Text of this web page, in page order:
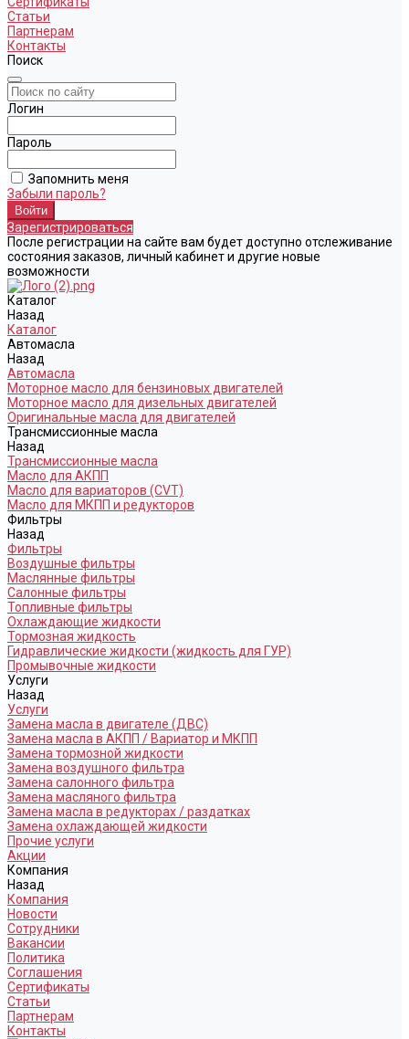
Статьи
Партнерам
Контакты
Поиск
Логин
Пароль
Запомнить меня
Забыли пароль?
Зарегистрироваться
После регистрации на сайте вам будет доступно отслеживание
состояния заказов, личный кабинет и другие новые
возможности
Каталог
Назад
Каталог
Автомасла
Назад
Автомасла
Моторное масло для бензиновых двигателей
Моторное масло для дизельных двигателей
Оригинальные масла для двигателей
Трансмиссионные масла
Назад
Трансмиссионные масла
Масло для АКПП
Масло для вариаторов (CVT)
Масло для МКПП и редукторов
Фильтры
Назад
Фильтры
Воздушные фильтры
Маслянные фильтры
Салонные фильтры
Топливные фильтры
Охлаждающие жидкости
Тормозная жидкость
Гидравлические жидкости (жидкость для ГУР)
Промывочные жидкости
Услуги
Назад
Услуги
Замена масла в двигателе (ДВС)
Замена масла в АКПП / Вариатор и МКПП
Замена тормозной жидкости
Замена воздушного фильтра
Замена салонного фильтра
Замена масляного фильтра
Замена масла в редукторах / раздатках
Замена охлаждающей жидкости
Прочие услуги
Акции
Компания
Назад
Компания
Новости
Сотрудники
Вакансии
Политика
Соглашения
Сертификаты
Статьи
Партнерам
Контакты